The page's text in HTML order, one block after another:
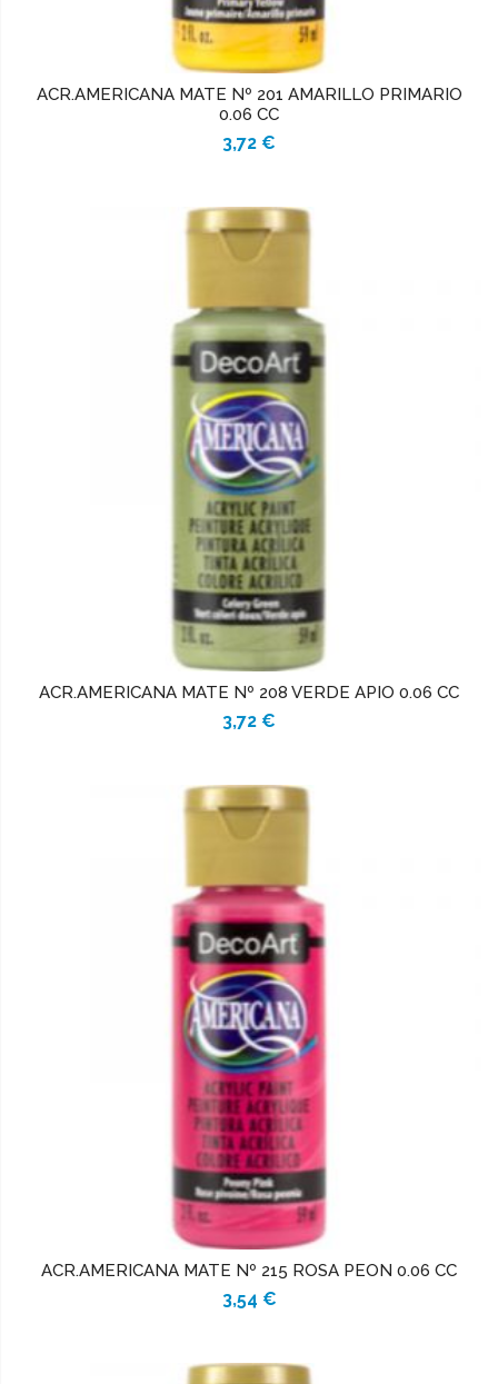
ACR.AMERICANA MATE Nº 201 AMARILLO PRIMARIO
0.06 CC
3,72 €
ACR.AMERICANA MATE Nº 208 VERDE APIO 0.06 CC
3,72 €
ACR.AMERICANA MATE Nº 215 ROSA PEON 0.06 CC
3,54 €